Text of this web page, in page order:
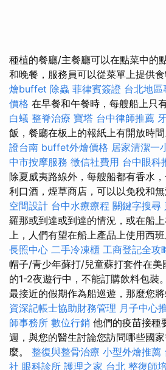
種植的餐廳/主餐廳可以在點菜中的
和晚餐，服務員可以從菜單上提供食
燴buffet 除蟲 菲律賓簽證 台北地
價格 在早餐和午餐時，每艘船上只
白蟻 整脊治療 寶塔 台中律師推薦
飯，餐廳在板上的報紙上有開放時間
證台南 buffet外燴價格 居家清潔一
中市按摩服務 徵信社費用 台中眼科
除夏威夷路線外，每艘船都有香水
利口酒，煙草商店，可以以免稅和無
空間設計 台中水療療程 關鍵字搜尋
羅那或到達或到達的情況，或在船
上，人們有望在船上產品上使用西班
長照中心 二手冷凍櫃 工商登記全攻
帽子/青少年蘇打/兒童蘇打套件在美
的1-2夜遊行中，不能訂購飲料包裝
最接近的假期作為船巡遊，那麼您將
資深記帳士協助財務管理 月子中心
師事務所 數位行銷 他們的疫苗接種
週，與您的醫生討論您訪問哪些國
麼。 整復與整骨治療 小型外燴推薦
社 眼科診所 護理之家 台北 整復師